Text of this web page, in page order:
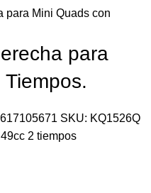
para
SKU: KQ1526Q
2 tiempos